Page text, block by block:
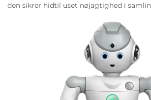
den sikrer hidtil uset nøjagtighed i